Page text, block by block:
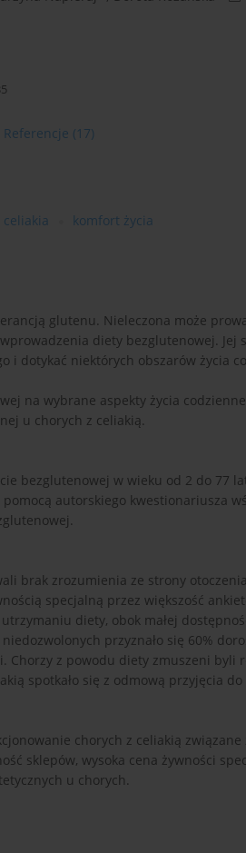
Referencje (17)
celiakia komfort życia
glutenu. Nieleczona może
diety bezglutenowej. Jej
i dotykać niektórych obszarów życia
na wybrane aspekty życia
u chorych z celiakią.
bezglutenowej w wieku od 2 do 77
autorskiego kwestionariusza
brak zrozumienia ze strony
specjalną przez większość
diety, obok małej
przyznało się 60%
z powodu diety zmuszeni byli
spotkało się z odmową przyjęcia
chorych z celiakią
sklepów, wysoka cena żywności
u chorych.